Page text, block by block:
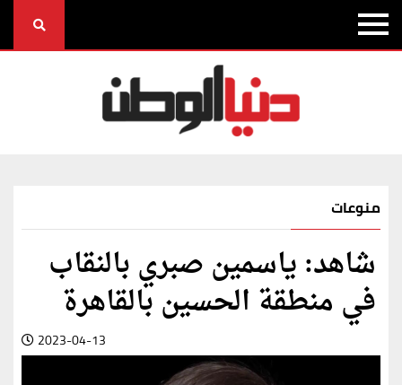
منوعات
شاهد: ياسمين صبري بالنقاب
في منطقة الحسين بالقاهرة
2023-04-13